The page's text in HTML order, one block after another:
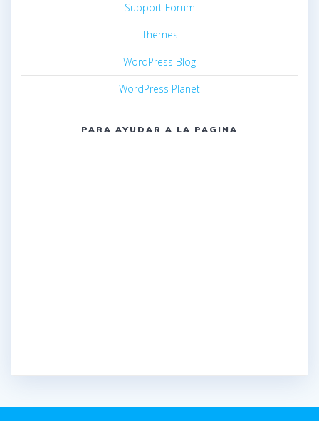
Support Forum
Themes
WordPress Blog
WordPress Planet
PARA AYUDAR A LA PAGINA